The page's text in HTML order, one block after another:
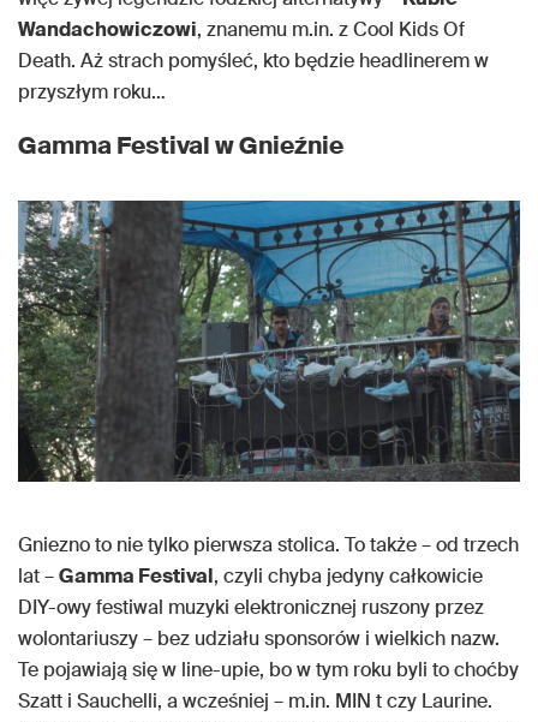
Wandachowiczowi, znanemu m.in. z Cool Kids Of
Death. Aż strach pomyśleć, kto będzie headlinerem w
przyszłym roku…
Gamma Festival w Gnieźnie
Gniezno to nie tylko pierwsza stolica. To także – od trzech
lat –Gamma Festival, czyli chyba jedyny całkowicie
DIY-owy festiwal muzyki elektronicznej ruszony przez
wolontariuszy – bez udziału sponsorów i wielkich nazw.
Te pojawiają się w line-upie, bo w tym roku byli to choćby
Szatt i Sauchelli, a wcześniej – m.in. MIN t czy Laurine.